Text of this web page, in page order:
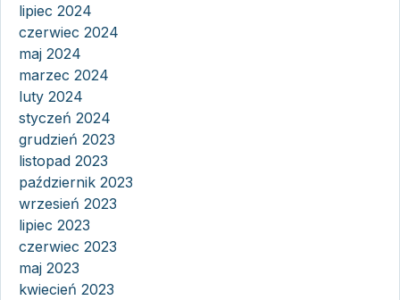
lipiec 2024
czerwiec 2024
maj 2024
marzec 2024
luty 2024
styczeń 2024
grudzień 2023
listopad 2023
październik 2023
wrzesień 2023
lipiec 2023
czerwiec 2023
maj 2023
kwiecień 2023